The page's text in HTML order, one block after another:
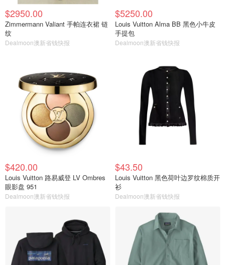
$2950.00
Zimmermann Valiant 手帕连衣裙 链
纹
Dealmoon澳新省钱快报
$5250.00
Louis Vuitton Alma BB 黑色小牛皮
手提包
Dealmoon澳新省钱快报
$420.00
Louis Vuitton 路易威登 LV Ombres
眼影盘 951
Dealmoon澳新省钱快报
$43.50
Louis Vuitton 黑色荷叶边罗纹棉质开
衫
Dealmoon澳新省钱快报